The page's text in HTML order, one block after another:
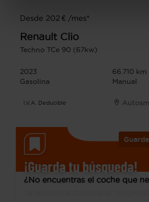
Desde 202 € /mes*
Renault Clio
Techno TCe 90 (67kw)
2023
66.710 km
Gasolina
Manual
I.V.A. Deducible
¡Guarda tu búsqueda!
¿No encuentras el coche que